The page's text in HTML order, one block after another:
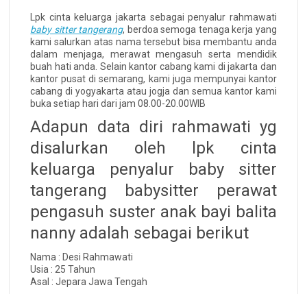
Lpk cinta keluarga jakarta sebagai penyalur rahmawati
baby sitter tangerang, berdoa semoga tenaga kerja yang
kami salurkan atas nama tersebut bisa membantu anda
dalam menjaga, merawat mengasuh serta mendidik
buah hati anda. Selain kantor cabang kami di jakarta dan
kantor pusat di semarang, kami juga mempunyai kantor
cabang di yogyakarta atau jogja dan semua kantor kami
buka setiap hari dari jam 08.00-20.00WIB
Adapun data diri rahmawati yg
disalurkan oleh lpk cinta
keluarga penyalur baby sitter
tangerang babysitter perawat
pengasuh suster anak bayi balita
nanny adalah sebagai berikut
Nama : Desi Rahmawati
Usia : 25 Tahun
Asal : Jepara Jawa Tengah